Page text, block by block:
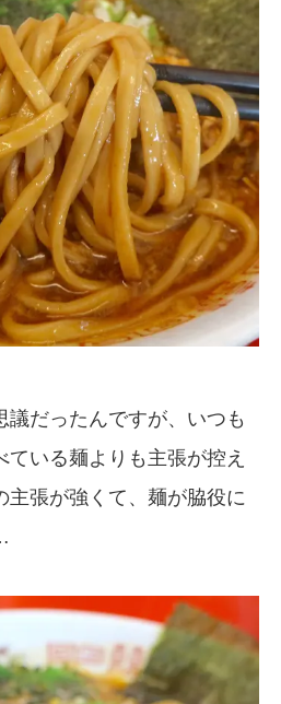
議だったんですが、いつも
いる麺よりも主張が控え
主張が強くて、麺が脇役に